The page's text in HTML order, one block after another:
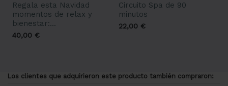
Regala esta Navidad
momentos de relax y
bienestar:...
40,00 €
Circuito Spa de 90
minutos
22,00 €
Los clientes que adquirieron este producto también compraron: